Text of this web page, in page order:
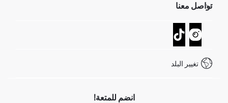
GIFT CLUB
عمليات الارجاع و الاستبدال السهلة
تتبع الشحنة
كيف يمكنك التسوق في ديفاكتو ؟
كيف تدفع في ديفاكتو؟
شروط المنافسة
تواصل معنا
نموذج الاتصال
خدمة العملاء
Call Center 19782
تغيير البلد
انضم للمتعة!